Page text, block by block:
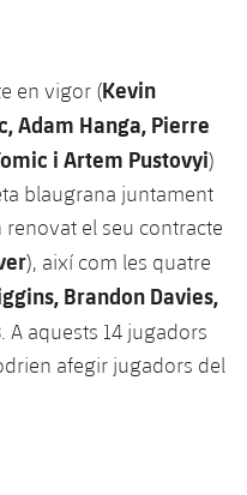
en vigor (Kevin
Adam Hanga, Pierre
i Artem Pustovyi)
blaugrana juntament
el seu contracte
), així com les quatre
Brandon Davies,
. A aquests 14 jugadors
afegir jugadors del